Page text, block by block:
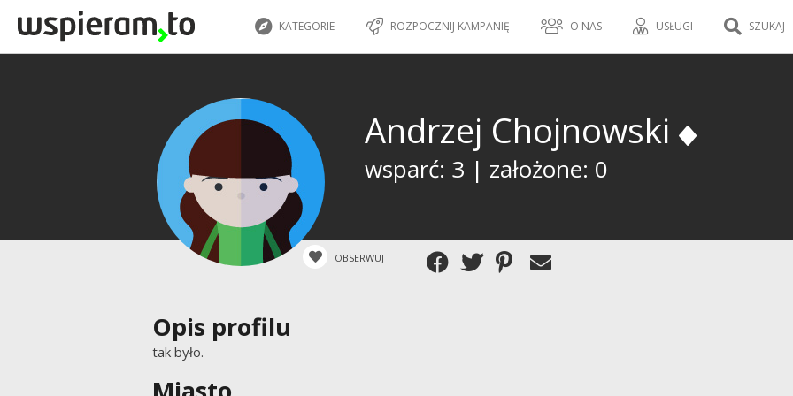
KATEGORIE ROZPOCZNIJ KAMPANIĘ O NAS USŁUGI SZUKAJ
Andrzej Chojnowski
wsparć: 3 | założone: 0
OBSERWUJ
Opis profilu
tak było.